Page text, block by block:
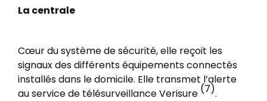
La centrale
Cœur du système de sécurité, elle reçoit les
signaux des différents équipements connectés
installés dans le domicile. Elle transmet l’alerte
au service de télésurveillance Verisure (7).